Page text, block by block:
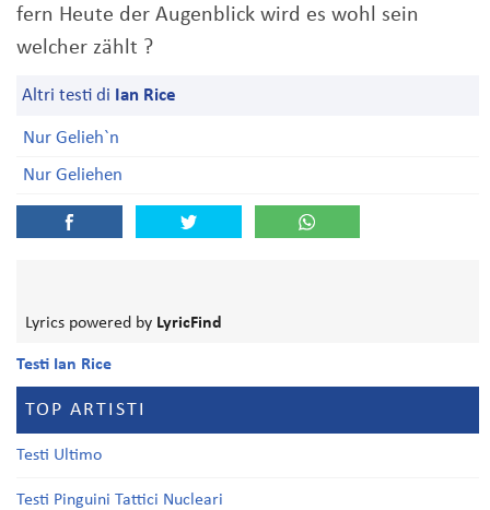
fern Heute der Augenblick wird es wohl sein
welcher zählt ?
Altri testi di Ian Rice
Nur Gelieh`n
Nur Geliehen
Lyrics powered by LyricFind
Testi Ian Rice
TOP ARTISTI
Testi Ultimo
Testi Pinguini Tattici Nucleari